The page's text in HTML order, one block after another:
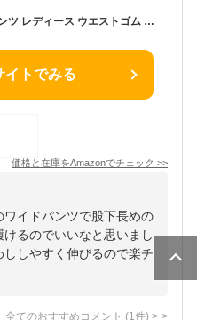
[UQQA] スタイリッシュ ワイドパンツ レディース ウエストゴム リボン付き すっきり 春 秋 ハイウエスト ワイド ダボダボパンツ リボン レッグライン 大きいサイズ 太め ゆるい ワンマイルコーデ デイリー 楽ちん 伸びる 落ち感 着痩せ 股下長め 韓国 ベージュ M
イトでみる
価格と在庫をAmazonでチェック >>
イドパンツで股下長めの
るのでいいなと思いまし
しやすく伸びるので楽チ
全てのおすすめコメント (1 件) >